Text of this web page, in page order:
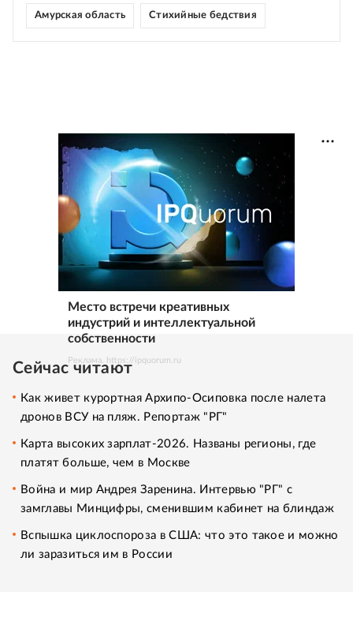
Амурская область Стихийные бедствия
Место встречи креативных
индустрий и интеллектуальной
собственности
Реклама. https://ipquorum.ru
Сейчас читают
Как живет курортная Архипо-Осиповка после налета
дронов ВСУ на пляж. Репортаж "РГ"
Карта высоких зарплат-2026. Названы регионы, где
платят больше, чем в Москве
Война и мир Андрея Заренина. Интервью "РГ" с
замглавы Минцифры, сменившим кабинет на блиндаж
Вспышка циклоспороза в США: что это такое и можно
ли заразиться им в России